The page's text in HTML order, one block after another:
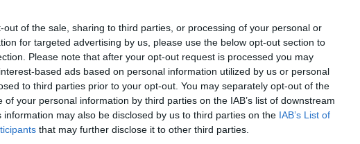
out of the sale, sharing to third parties, or processing of your personal or
for targeted advertising by us, please use the below opt-out section to
Please note that after your opt-out request is processed you may
based ads based on personal information utilized by us or personal
to third parties prior to your opt-out. You may separately opt-out of the
of your personal information by third parties on the IAB’s list of downstream
information may also be disclosed by us to third parties on the IAB’s List of
that may further disclose it to other third parties.
e relazioni.